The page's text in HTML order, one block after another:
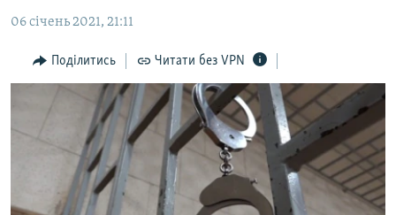
основної
Перейти
до
БЛОГИ
ПОГЛЯД
ВСЕ ЗА ДЕНЬ
СПЕЦПРОЕКТИ
ДЕПОРТАЦІЯ
ЯК ОБІЙТИ БЛОКУВАННЯ
06 січень 2021, 21:11
Поділитись Читати без VPN